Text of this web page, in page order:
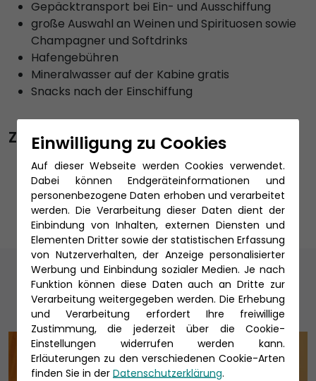
Gepäcktransport bei Ein- und Ausschiffung
große Auswahl an Weinen und Spirituosen sowie
Champagner und Softdrinks
Hafengebühren
Mineralwasser auf der Kabine gratis
Snacks nach der Einschiffung
Zubuchbare Leistungen
An- und Abreise per Bahn
PKW Stellplatz
Reiseschutz
Unsere Reiseexperten
Einwilligung zu Cookies
Auf dieser Webseite werden Cookies verwendet.
Dabei können Endgeräteinformationen und
personenbezogene Daten erhoben und verarbeitet
werden. Die Verarbeitung dieser Daten dient der
Einbindung von Inhalten, externen Diensten und
Elementen Dritter sowie der statistischen Erfassung
von Nutzerverhalten, der Anzeige personalisierter
Werbung und Einbindung sozialer Medien. Je nach
Funktion können diese Daten auch an Dritte zur
Verarbeitung weitergegeben werden. Die Erhebung
und Verarbeitung erfordert Ihre freiwillige
Zustimmung, die jederzeit über die Cookie-
Einstellungen widerrufen werden kann.
Erläuterungen zu den verschiedenen Cookie-Arten
finden Sie in der Datenschutzerklärung.